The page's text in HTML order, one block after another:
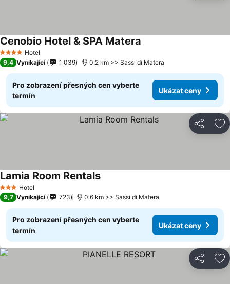
4 Počet hvězdiček
Hotel
Cenobio Hotel & SPA Matera
9,4 Vynikající 1 039 0.2 km >> Sassi di Matera
Pro zobrazení přesných cen vyberte
termín
Ukázat ceny
Sdílet
3 Počet hvězdiček
Hotel
Lamia Room Rentals
9,7 Vynikající 723 0.6 km >> Sassi di Matera
Pro zobrazení přesných cen vyberte
termín
Ukázat ceny
Sdílet